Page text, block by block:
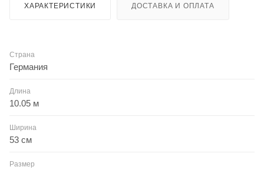
ХАРАКТЕРИСТИКИ ДОСТАВКА И ОПЛАТА
Страна
Германия
Длина
10.05 м
Ширина
53 см
Размер